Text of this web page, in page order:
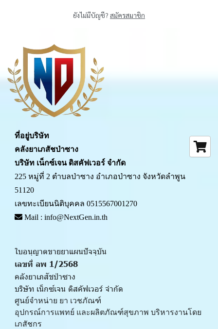
ยังไม่มีบัญชี? สมัครสมาชิก
ที่อยู่บริษัท
คลังยาเภสัชป่าซาง
บริษัท เน็กซ์เจน ดิสคัฟเวอร์ จำกัด
225 หมู่ที่ 2 ตำบลป่าซาง อำเภอป่าซาง จังหวัดลำพูน
51120
เลขทะเบียนนิติบุคคล 0515567001270
Mail : info@NextGen.in.th
ใบอนุญาตขายยาแผนปัจจุบัน
เลขที่ ลพ 1/2568
คลังยาเภสัชป่าซาง
บริษัท เน็กซ์เจน ดิสคัฟเวอร์ จำกัด
ศูนย์จำหน่าย ยา เวชภัณฑ์
﻿อุปกรณ์การแพทย์ และผลิตภัณฑ์สุขภาพ บริหารงานโดย
เภสัชกร